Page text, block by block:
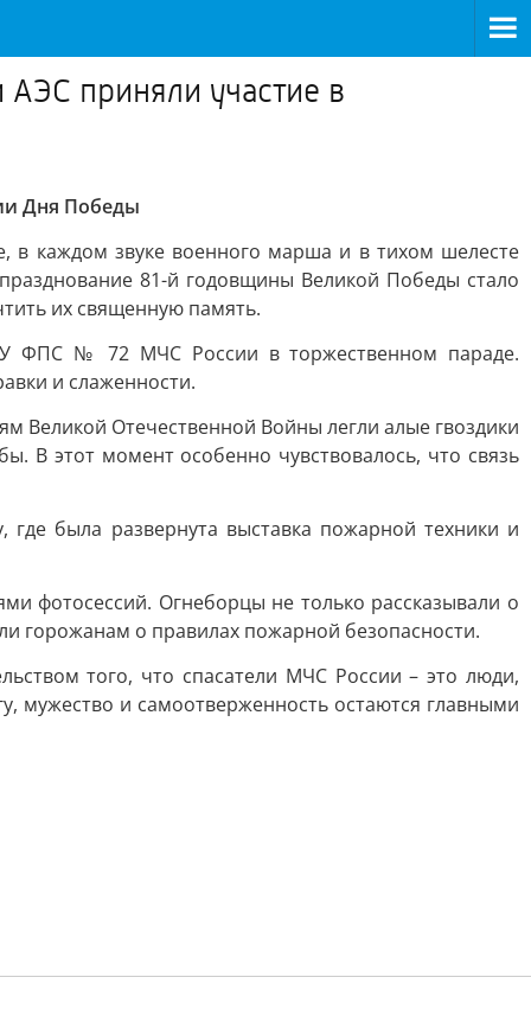
приняли участие в
Дня Победы
в каждом звуке военного марша и в тихом шелесте
81-й годовщины Великой Победы стало
их священную память.
ФПС № 72 МЧС России в торжественном параде.
и слаженности.
Отечественной Войны легли алые гвоздики
В этот момент особенно чувствовалось, что связь
была развернута выставка пожарной техники и
фотосессий. Огнеборцы не только рассказывали о
горожанам о правилах пожарной безопасности.
того, что спасатели МЧС России – это люди,
мужество и самоотверженность остаются главными